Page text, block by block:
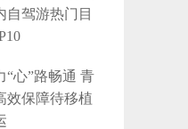
自驾游热门目
“心”路畅通 青
效保障待移植